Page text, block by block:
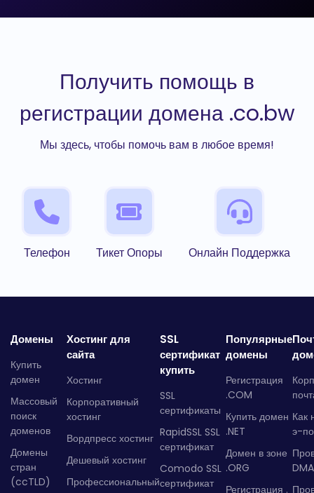
Получить помощь в
регистрации домена .co.bw
Мы здесь, чтобы помочь вам в любое время!
Телефон Тикет Опоры Онлайн Поддержка
Домены
Купить
домен
Массовый
поиск
доменов
Домены
стран
(ccTLD)
Хостинг для
сайта
Хостинг
Корпоративный
хостинг
Вордпресс хостинг
Дешевый хостинг
Профессиональный
SSL
сертификат
купить
SSL
сертификаты
RapidSSL SSL
сертификат
Comodo SSL
сертификат
Популярные
домены
Регистрация
.COM
Купить домен
.NET
Домен в зоне
.ORG
Регистрация .
Как
э-